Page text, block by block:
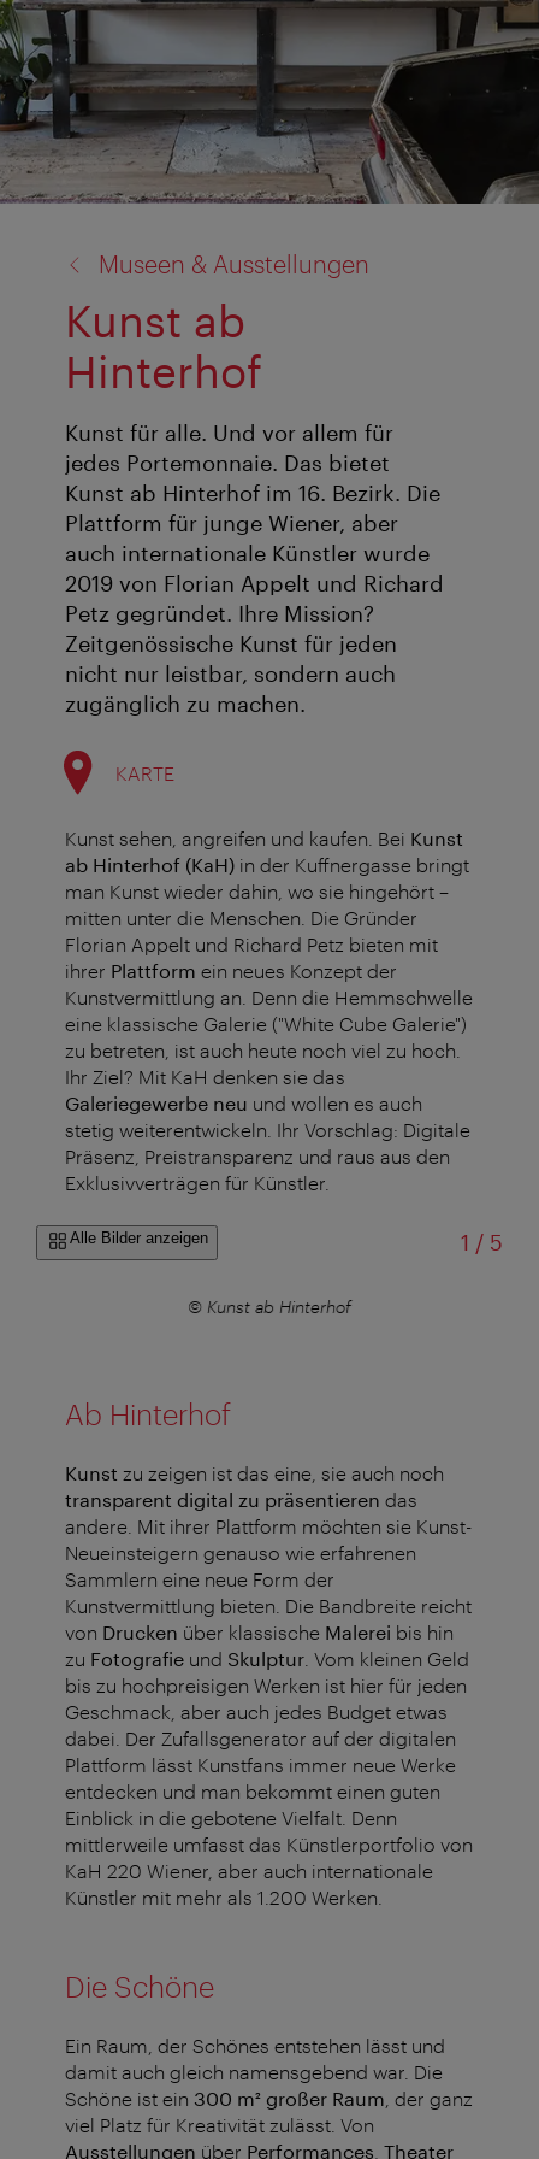
Museen & Ausstellungen
Kunst ab
Hinterhof
Kunst für alle. Und vor allem für
jedes Portemonnaie. Das bietet
Kunst ab Hinterhof im 16. Bezirk. Die
Plattform für junge Wiener, aber
auch internationale Künstler wurde
2019 von Florian Appelt und Richard
Petz gegründet. Ihre Mission?
Zeitgenössische Kunst für jeden
nicht nur leistbar, sondern auch
zugänglich zu machen.
KARTE
Kunst sehen, angreifen und kaufen. Bei Kunst
ab Hinterhof (KaH) in der Kuffnergasse bringt
man Kunst wieder dahin, wo sie hingehört –
mitten unter die Menschen. Die Gründer
Florian Appelt und Richard Petz bieten mit
ihrer Plattform ein neues Konzept der
Kunstvermittlung an. Denn die Hemmschwelle
eine klassische Galerie ("White Cube Galerie")
zu betreten, ist auch heute noch viel zu hoch.
Ihr Ziel? Mit KaH denken sie das
Galeriegewerbe neu und wollen es auch
stetig weiterentwickeln. Ihr Vorschlag: Digitale
Präsenz, Preistransparenz und raus aus den
Exklusivverträgen für Künstler.
Alle Bilder anzeigen 1 /von
5
© Kunst ab Hinterhof
Ab Hinterhof
Kunst zu zeigen ist das eine, sie auch noch
transparent digital zu präsentieren das
andere. Mit ihrer Plattform möchten sie Kunst-
Neueinsteigern genauso wie erfahrenen
Sammlern eine neue Form der
Kunstvermittlung bieten. Die Bandbreite reicht
von Drucken über klassische Malerei bis hin
zu Fotografie und Skulptur . Vom kleinen Geld
bis zu hochpreisigen Werken ist hier für jeden
Geschmack, aber auch jedes Budget etwas
dabei. Der Zufallsgenerator auf der digitalen
Plattform lässt Kunstfans immer neue Werke
entdecken und man bekommt einen guten
Einblick in die gebotene Vielfalt. Denn
mittlerweile umfasst das Künstlerportfolio von
KaH 220 Wiener, aber auch internationale
Künstler mit mehr als 1.200 Werken.
Die Schöne
Ein Raum, der Schönes entstehen lässt und
damit auch gleich namensgebend war. Die
Schöne ist ein 300 m² großer Raum , der ganz
viel Platz für Kreativität zulässt. Von
Ausstellungen über Performances Theater